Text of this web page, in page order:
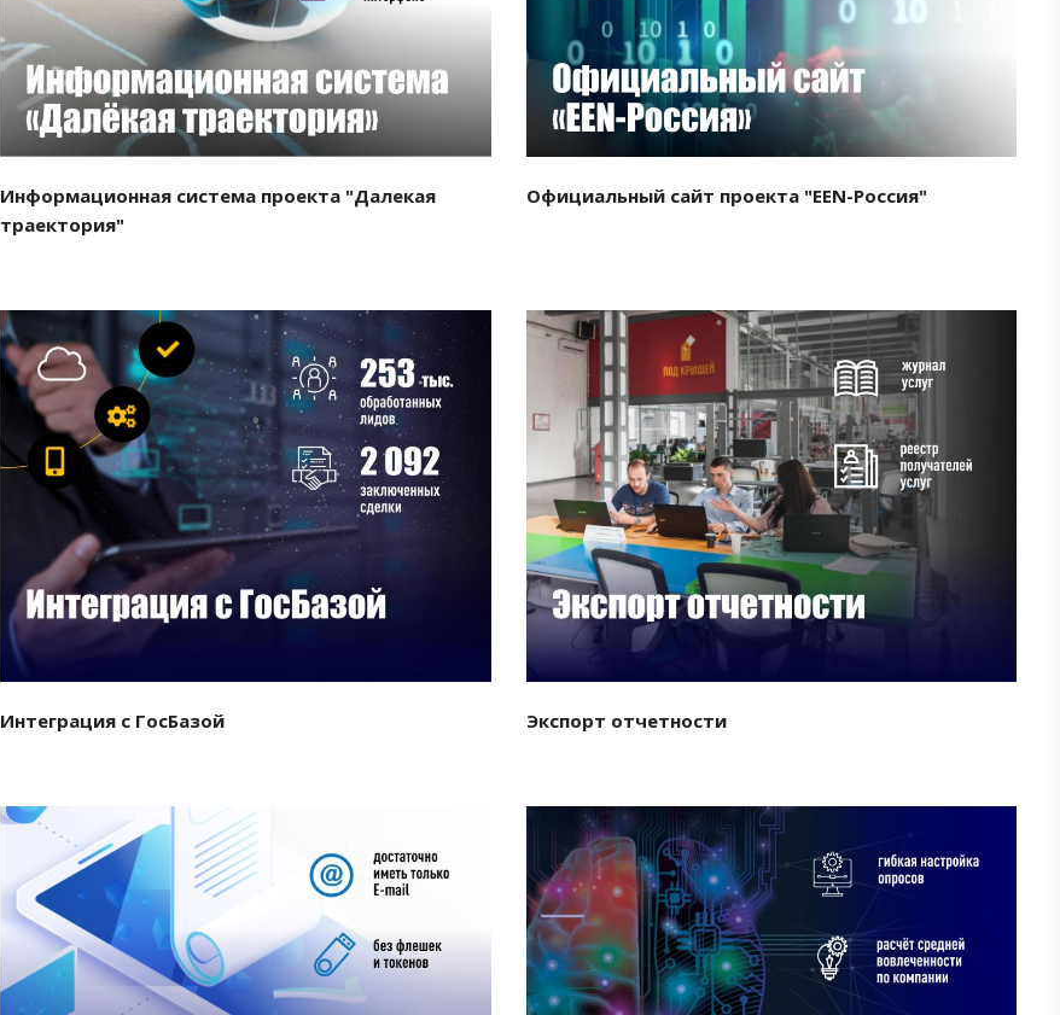
Информационная система проекта "Далекая
траектория"
Официальный сайт проекта "EEN-Россия"
Смотреть проект
Интеграция с ГосБазой
Смотреть проект
Экспорт отчетности
Смотреть проект Смотреть проект